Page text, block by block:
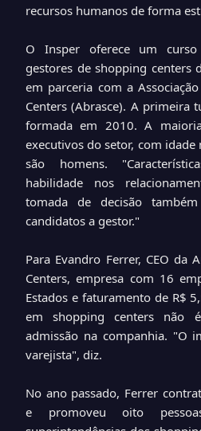
recursos humanos de forma
O Insper oferece um
gestores de shopping centers
em parceria com a
Centers (Abrasce). A primeira
formada em 2010. A
executivos do setor, com idade
são homens.
habilidade nos
tomada de decisão
candidatos a gestor."
Para Evandro Ferrer, CEO da
Centers, empresa com 16
Estados e faturamento de R$
em shopping centers não
admissão na companhia. "O
varejista", diz.
No ano passado, Ferrer
e promoveu oito